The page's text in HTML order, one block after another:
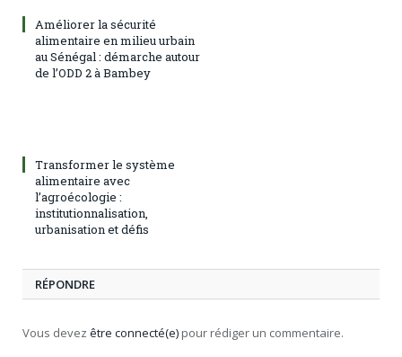
Améliorer la sécurité
alimentaire en milieu urbain
au Sénégal : démarche autour
de l’ODD 2 à Bambey
Transformer le système
alimentaire avec
l’agroécologie :
institutionnalisation,
urbanisation et défis
RÉPONDRE
Vous devez être connecté(e) pour rédiger un commentaire.